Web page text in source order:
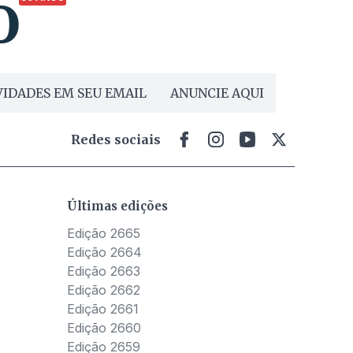
EM SEU EMAIL ANUNCIE AQUI
Redes sociais
Últimas edições
Edição 2665
Edição 2664
Edição 2663
Edição 2662
Edição 2661
Edição 2660
Edição 2659